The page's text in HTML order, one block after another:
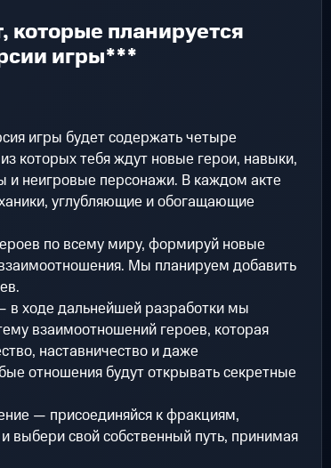
планируется
игры***
игры будет содержать четыре
которых тебя ждут новые герои, навыки,
и неигровые персонажи. В каждом акте
углубляющие и обогащающие
по всему миру, формируй новые
Мы планируем добавить
ходе дальнейшей разработки мы
взаимоотношений героев, которая
наставничество и даже
отношения будут открывать секретные
— присоединяйся к фракциям,
выбери свой собственный путь, принимая